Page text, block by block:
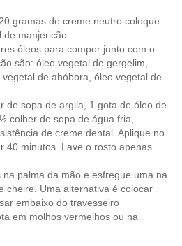
gramas de creme neutro coloque
de manjericão
óleos para compor junto com o
são: óleo vegetal de gergelim,
de abóbora, óleo vegetal de
de sopa de argila, 1 gota de óleo de
colher de sopa de água fria,
de creme dental. Aplique no
40 minutos. Lave o rosto apenas
na palma da mão e esfregue uma na
cheire. Uma alternativa é colocar
embaixo do travesseiro
em molhos vermelhos ou na